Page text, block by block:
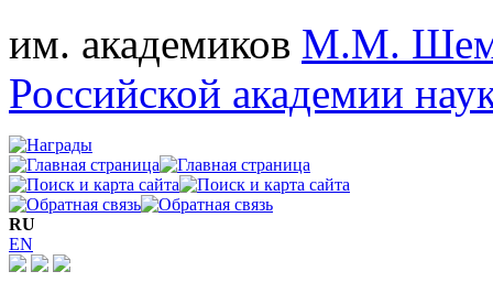
им. академиков М.М.
Российской академии
RU
EN